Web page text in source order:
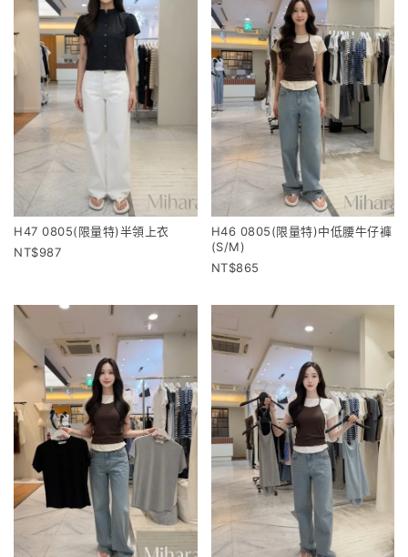
H47 0805(限量特)半領上衣
987
H46 0805(限量特)中低腰牛仔褲
(S/M)
865